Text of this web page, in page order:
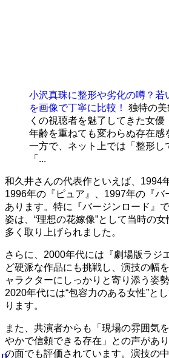
小沢真珠に整形や劣化の噂？若
を画像で丁寧に比較！
独特の
くの視聴者を魅了してきた女優
年齢を重ねても変わらぬ存在感
一方で、ネット上では「整形し
「...
和久井さんの代表作といえば、1994
1996年の『ピュア』、1997年の『バ
あります。特に『バージンロード』
姿は、“理想の花嫁像”として当時の
多く取り上げられました。
さらに、2000年代には『劇場版ラジ
ど硬派な作品にも挑戦し、演技の幅
ャラクターにしっかりと寄り添う姿
2020年代には“包容力のある女性”と
ります。
また、共演者からも「現場の雰囲気
やかで信頼できる存在」との声があ
の面でも評価されています。演技の